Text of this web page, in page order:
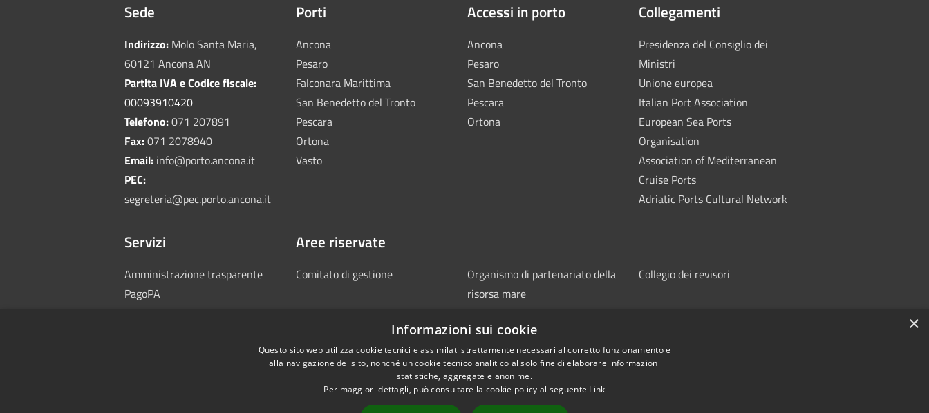
Sede
Indirizzo: Molo Santa Maria,
60121 Ancona AN
Partita IVA e Codice fiscale:
00093910420
Telefono:071 207891
Fax:071 2078940
Email: info@porto.ancona.it
PEC:
segreteria@pec.porto.ancona.it
Porti
Ancona
Pesaro
Falconara Marittima
San Benedetto del Tronto
Pescara
Ortona
Vasto
Accessi in porto
Ancona
Pesaro
San Benedetto del Tronto
Pescara
Ortona
Collegamenti
Presidenza del Consiglio dei
Ministri
Unione europea
Italian Port Association
European Sea Ports
Organisation
Association of Mediterranean
Cruise Ports
Adriatic Ports Cultural Network
Servizi
Amministrazione trasparente
PagoPA
Sportello Unico Amministrativo
Aree riservate
Comitato di gestione
Organismo di partenariato della
risorsa mare
Collegio dei revisori
Sitemap Copyright © 2025Autorità di Sistema Portuale del Mare
×
Informazioni sui cookie
Questo sito web utilizza cookie tecnici e assimilati strettamente necessari al corretto funzionamento e
alla navigazione del sito, nonché un cookie tecnico analitico al solo fine di elaborare informazioni
statistiche, aggregate e anonime.
Per maggiori dettagli, può consultare la cookie policy al seguente Link